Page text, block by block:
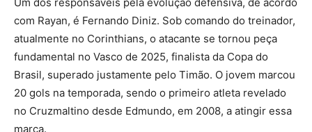
com Rayan, é Fernando Diniz. Sob comando do treinador,
atualmente no Corinthians, o atacante se tornou peça
fundamental no Vasco de 2025, finalista da Copa do
Brasil, superado justamente pelo Timão. O jovem marcou
20 gols na temporada, sendo o primeiro atleta revelado
no Cruzmaltino desde Edmundo, em 2008, a atingir essa
marca.